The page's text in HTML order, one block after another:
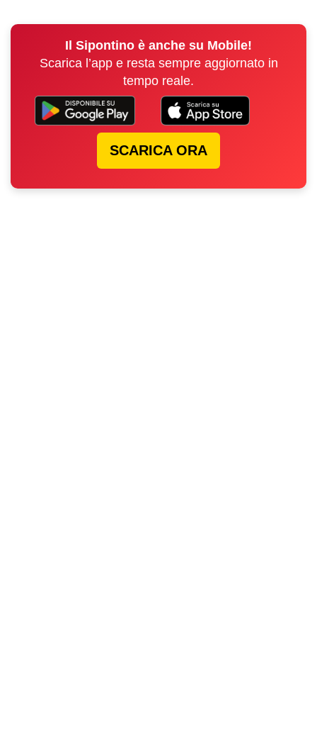
Il Sipontino è anche su Mobile!
Scarica l’app e resta sempre aggiornato in
tempo reale.
SCARICA ORA